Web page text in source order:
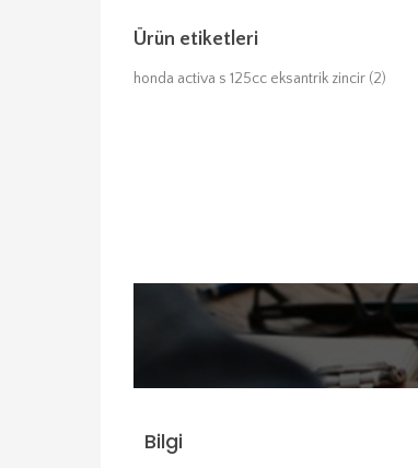
Ürün etiketleri
honda activa s 125cc eksantrik zincir (2)
Bilgi